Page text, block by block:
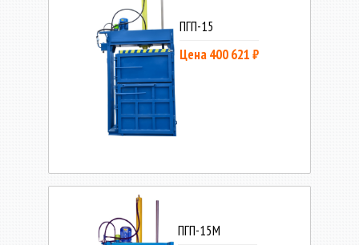
ПГП-15
Цена 400 621 ₽
ПГП-15М